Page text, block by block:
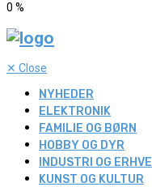
0 %
✕ Close
NYHEDER
ELEKTRONIK
FAMILIE OG BØRN
HOBBY OG DYR
INDUSTRI OG
KUNST OG KULTUR